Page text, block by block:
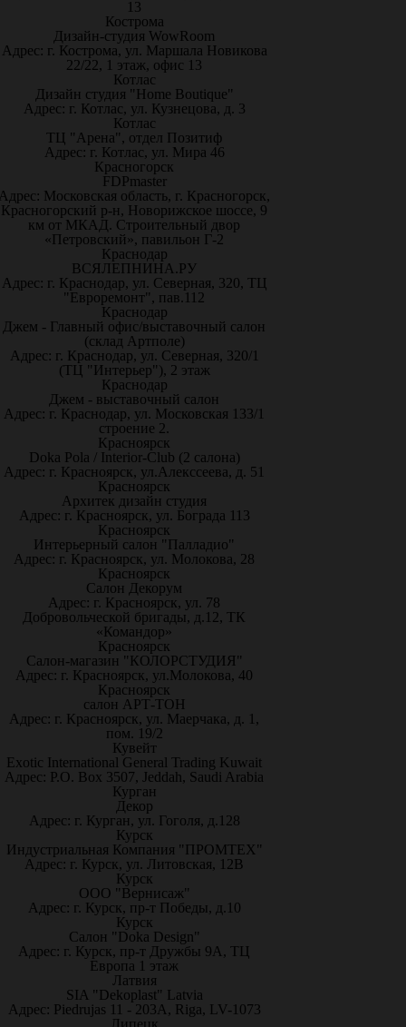
13
Кострома
Дизайн-студия WowRoom
Адрес: г. Кострома, ул. Маршала Новикова
22/22, 1 этаж, офис 13
Котлас
Дизайн студия "Home Boutique"
Адрес: г. Котлас, ул. Кузнецова, д. 3
Котлас
ТЦ "Арена", отдел Позитиф
Адрес: г. Котлас, ул. Мира 46
Красногорск
FDPmaster
Московская область, г. Красногорск,
Красногорский р-н, Новорижское шоссе, 9
км от МКАД. Строительный двор
«Петровский», павильон Г-2
Краснодар
ВСЯЛЕПНИНА.РУ
Адрес: г. Краснодар, ул. Северная, 320, ТЦ
"Евроремонт", пав.112
Краснодар
Джем - Главный офис/выставочный салон
(склад Артполе)
Адрес: г. Краснодар, ул. Северная, 320/1
(ТЦ "Интерьер"), 2 этаж
Краснодар
Джем - выставочный салон
Адрес: г. Краснодар, ул. Московская 133/1
строение 2.
Красноярск
Doka Pola / Interior-Club (2 салона)
Адрес: г. Красноярск, ул.Алекссеева, д. 51
Красноярск
Архитек дизайн студия
Адрес: г. Красноярск, ул. Бограда 113
Красноярск
Интерьерный салон "Палладио"
Адрес: г. Красноярск, ул. Молокова, 28
Красноярск
Салон Декорум
Адрес: г. Красноярск, ул. 78
Добровольческой бригады, д.12, ТК
«Командор»
Красноярск
Салон-магазин "КОЛОРСТУДИЯ"
Адрес: г. Красноярск, ул.Молокова, 40
Красноярск
салон АРТ-ТОН
Адрес: г. Красноярск, ул. Маерчака, д. 1,
пом. 19/2
Кувейт
Exotic International General Trading Kuwait
Адрес: P.O. Box 3507, Jeddah, Saudi Arabia
Курган
Декор
Адрес: г. Курган, ул. Гоголя, д.128
Курск
Индустриальная Компания "ПРОМТЕХ"
Адрес: г. Курск, ул. Литовская, 12В
Курск
ООО "Вернисаж"
Адрес: г. Курск, пр-т Победы, д.10
Курск
Салон "Doka Design"
Адрес: г. Курск, пр-т Дружбы 9А, ТЦ
Европа 1 этаж
Латвия
SIA "Dekoplast" Latvia
Адрес: Piedrujas 11 - 203A, Riga, LV-1073
Липецк